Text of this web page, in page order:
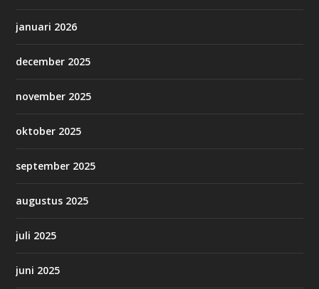
januari 2026
december 2025
november 2025
oktober 2025
september 2025
augustus 2025
juli 2025
juni 2025